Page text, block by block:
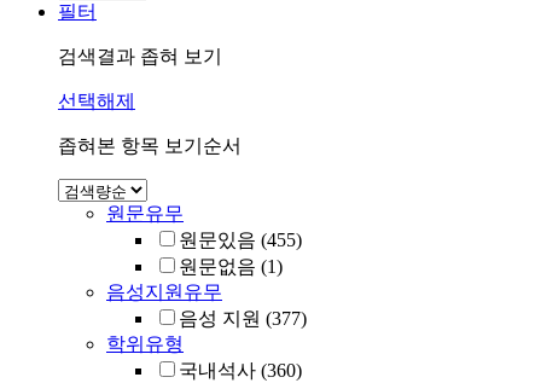
필터
검색결과 좁혀 보기
선택해제
좁혀본 항목 보기순서
원문유무
원문있음 (455)
원문없음 (1)
음성지원유무
음성 지원 (377)
학위유형
국내석사 (360)